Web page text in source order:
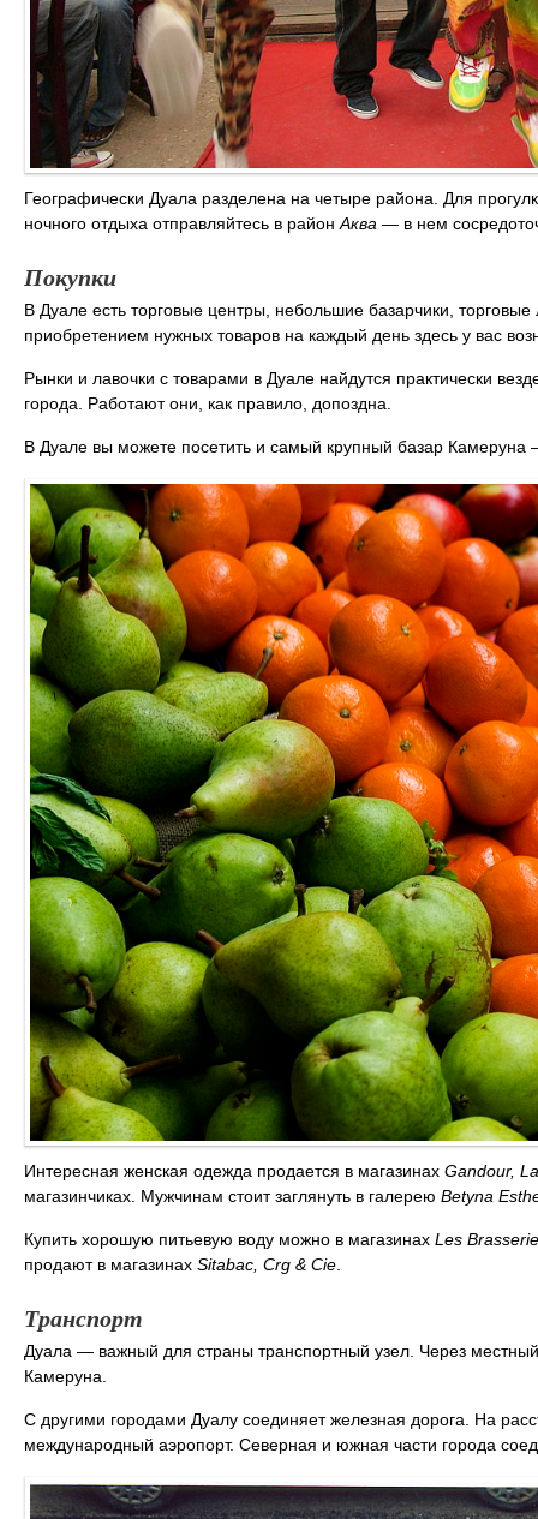
Географически Дуала разделена на четыре района. Для
ночного отдыха отправляйтесь в район Аква — в нем
Покупки
В Дуале есть торговые центры, небольшие базарчики,
приобретением нужных товаров на каждый день здесь у вас
Рынки и лавочки с товарами в Дуале найдутся практически
города. Работают они, как правило, допоздна.
В Дуале вы можете посетить и самый крупный базар
Интересная женская одежда продается в магазинах Gandour,
магазинчиках. Мужчинам стоит заглянуть в галерею Betyna
Купить хорошую питьевую воду можно в магазинах Les
продают в магазинах Sitabac, Crg & Cie
Транспорт
Дуала — важный для страны транспортный узел. Через
Камеруна.
С другими городами Дуалу соединяет железная дорога. На
международный аэропорт. Северная и южная части города